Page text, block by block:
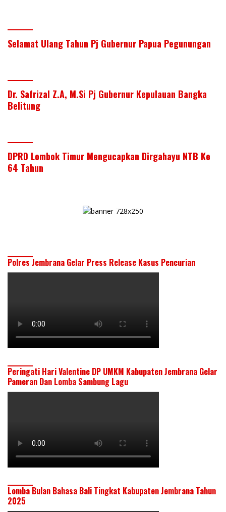
Selamat Ulang Tahun Pj Gubernur Papua Pegunungan
Dr. Safrizal Z.A, M.Si Pj Gubernur Kepulauan Bangka
Belitung
DPRD Lombok Timur Mengucapkan Dirgahayu NTB Ke
64 Tahun
Polres Jembrana Gelar Press Release Kasus Pencurian
Peringati Hari Valentine DP UMKM Kabupaten Jembrana Gelar
Pameran Dan Lomba Sambung Lagu
Lomba Bulan Bahasa Bali Tingkat Kabupaten Jembrana Tahun
2025